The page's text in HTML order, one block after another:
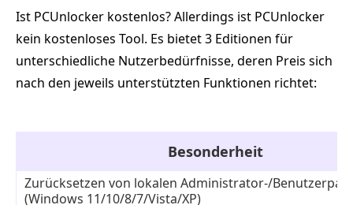
Ist PCUnlocker kostenlos? Allerdings ist PCUnlocker
kein kostenloses Tool. Es bietet 3 Editionen für
unterschiedliche Nutzerbedürfnisse, deren Preis sich
nach den jeweils unterstützten Funktionen richtet:
Besonderheit
Zurücksetzen von lokalen Administrator-/
(Windows 11/10/8/7/Vista/XP)